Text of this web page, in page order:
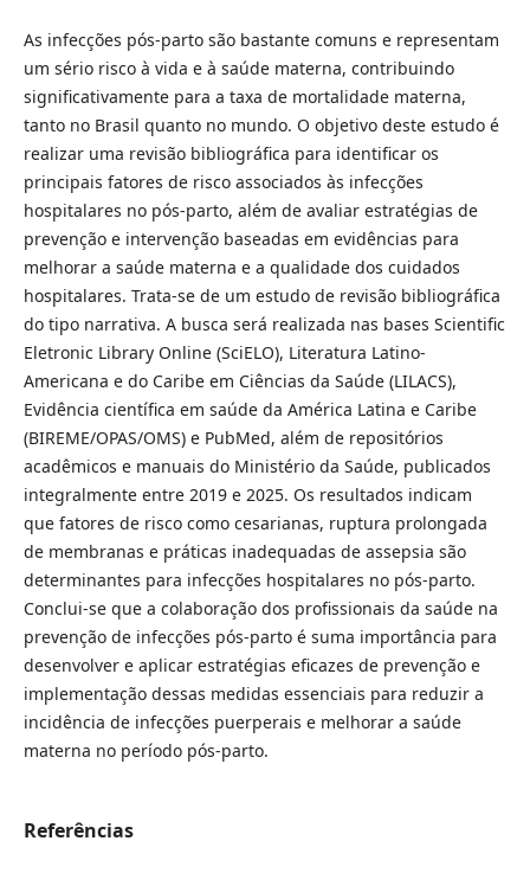
As infecções pós-parto são bastante comuns e representam
um sério risco à vida e à saúde materna, contribuindo
significativamente para a taxa de mortalidade materna,
tanto no Brasil quanto no mundo. O objetivo deste estudo é
realizar uma revisão bibliográfica para identificar os
principais fatores de risco associados às infecções
hospitalares no pós-parto, além de avaliar estratégias de
prevenção e intervenção baseadas em evidências para
melhorar a saúde materna e a qualidade dos cuidados
hospitalares. Trata-se de um estudo de revisão bibliográfica
do tipo narrativa. A busca será realizada nas bases Scientific
Eletronic Library Online (SciELO), Literatura Latino-
Americana e do Caribe em Ciências da Saúde (LILACS),
Evidência científica em saúde da América Latina e Caribe
(BIREME/OPAS/OMS) e PubMed, além de repositórios
acadêmicos e manuais do Ministério da Saúde, publicados
integralmente entre 2019 e 2025. Os resultados indicam
que fatores de risco como cesarianas, ruptura prolongada
de membranas e práticas inadequadas de assepsia são
determinantes para infecções hospitalares no pós-parto.
Conclui-se que a colaboração dos profissionais da saúde na
prevenção de infecções pós-parto é suma importância para
desenvolver e aplicar estratégias eficazes de prevenção e
implementação dessas medidas essenciais para reduzir a
incidência de infecções puerperais e melhorar a saúde
materna no período pós-parto.
Referências